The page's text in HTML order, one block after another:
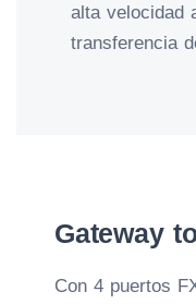
alta velocidad
transferencia
Gateway
Con 4 puertos